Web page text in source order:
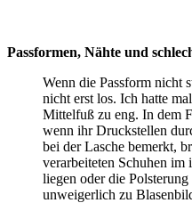
Passformen, Nähte und
Wenn die Passform nicht
nicht erst los. Ich hatte
Mittelfuß zu eng. In dem
wenn ihr Druckstellen
bei der Lasche bemerkt,
verarbeiteten Schuhen
liegen oder die
unweigerlich zu